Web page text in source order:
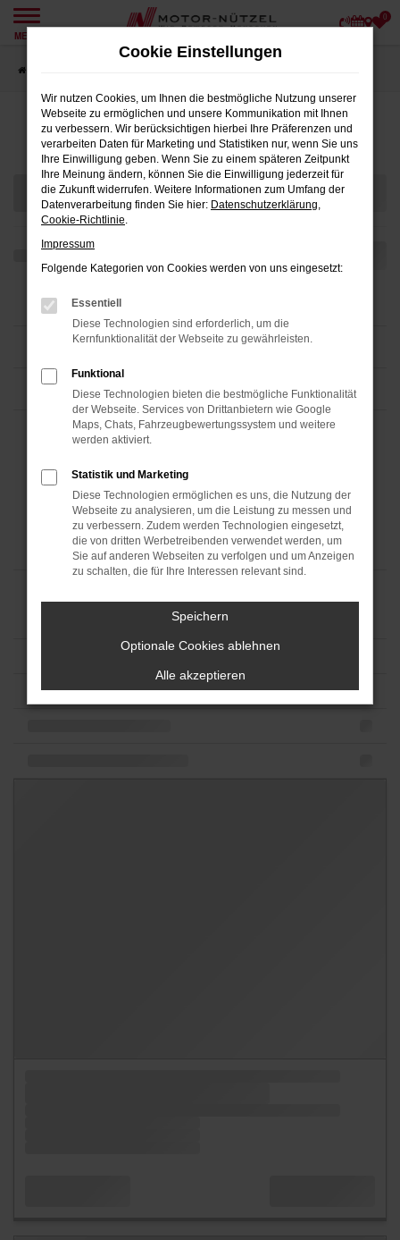
Zum
springen
MENÜ
0
Fahrzeugmarkt
Cookie Einstellungen
Wir nutzen Cookies, um Ihnen die bestmögliche Nutzung unserer
Webseite zu ermöglichen und unsere Kommunikation mit Ihnen
zu verbessern. Wir berücksichtigen hierbei Ihre Präferenzen und
verarbeiten Daten für Marketing und Statistiken nur, wenn Sie uns
Ihre Einwilligung geben. Wenn Sie zu einem späteren Zeitpunkt
Ihre Meinung ändern, können Sie die Einwilligung jederzeit für
die Zukunft widerrufen. Weitere Informationen zum Umfang der
Datenverarbeitung finden Sie hier: Datenschutzerklärung,
Cookie-Richtlinie.
Impressum
Folgende Kategorien von Cookies werden von uns eingesetzt:
Essentiell
Diese Technologien sind erforderlich, um die
Kernfunktionalität der Webseite zu gewährleisten.
Funktional
Diese Technologien bieten die bestmögliche Funktionalität
der Webseite. Services von Drittanbietern wie Google
Maps, Chats, Fahrzeugbewertungssystem und weitere
werden aktiviert.
Statistik und Marketing
Diese Technologien ermöglichen es uns, die Nutzung der
Webseite zu analysieren, um die Leistung zu messen und
zu verbessern. Zudem werden Technologien eingesetzt,
die von dritten Werbetreibenden verwendet werden, um
Sie auf anderen Webseiten zu verfolgen und um Anzeigen
zu schalten, die für Ihre Interessen relevant sind.
Speichern
Optionale Cookies ablehnen
Alle akzeptieren